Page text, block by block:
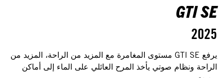
GTI SE
2025
يرفع GTI SE مستوى المغامرة مع المزيد من الراحة، المزيد من
الراحة ونظام صوتي يأخذ المرح العائلي على الماء إلى أماكن